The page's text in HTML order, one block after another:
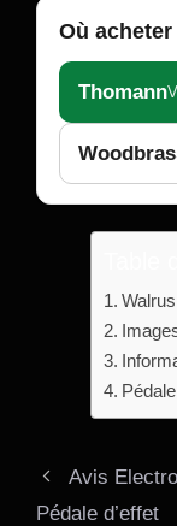
Où acheter
Thomann
Avis
Pédale d’effet